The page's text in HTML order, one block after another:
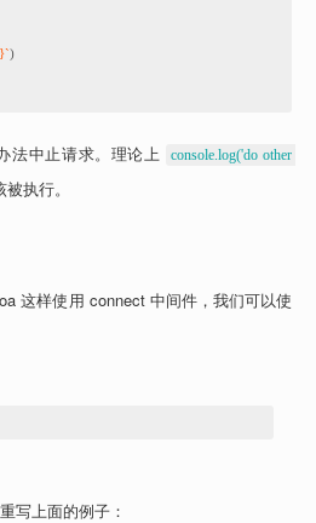
}`)
法中止请求。理论上 console.log('do other
执行。
这样使用 connect 中间件，我们可以使
重写上面的例子：